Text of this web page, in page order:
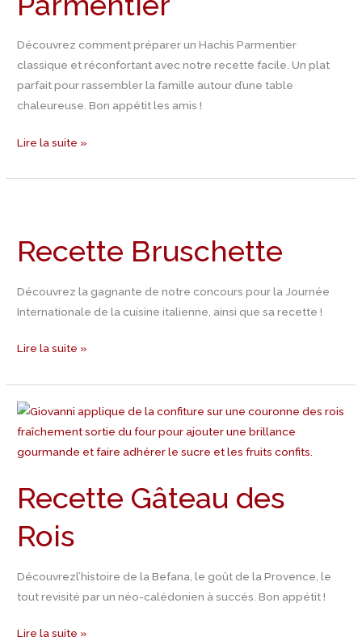
Découvrez comment préparer un Hachis Parmentier
classique et réconfortant avec notre recette facile. Un plat
parfait pour rassembler la famille autour d’une table
chaleureuse. Bon appétit les amis !
Lire la suite »
Recette Bruschette
Découvrez la gagnante de notre concours pour la Journée
Internationale de la cuisine italienne, ainsi que sa recette !
Lire la suite »
Recette Gâteau des
Rois
Découvrezl’histoire de la Befana, le goût de la Provence, le
tout revisité par un néo-calédonien à succés. Bon appétit !
Recette
Gâteau
des
Lire la suite »